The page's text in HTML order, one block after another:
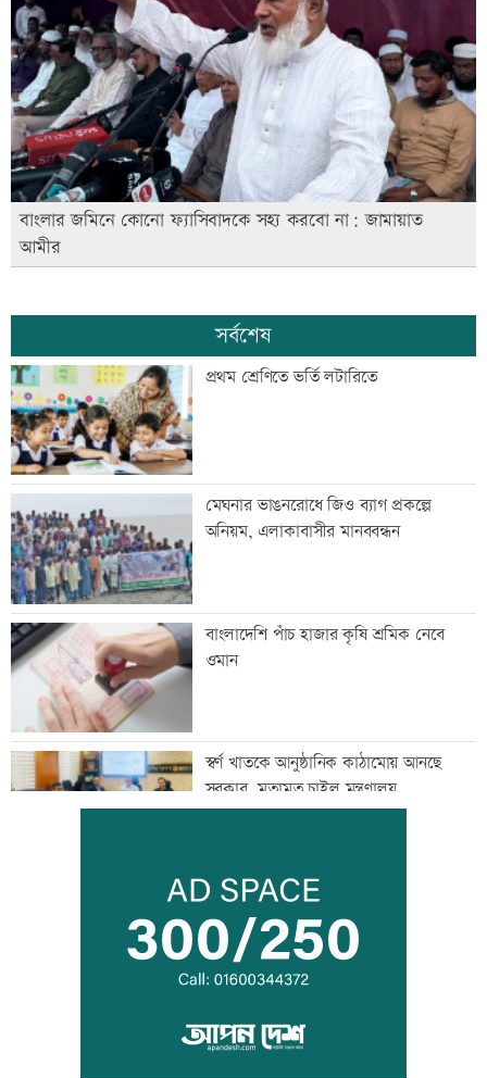
বাংলার জমিনে কোনো ফ্যাসিবাদকে সহ্য করবো না: জামায়াত
আমীর
সর্বশেষ
প্রথম শ্রেণিতে ভর্তি লটারিতে
মেঘনার ভাঙনরোধে জিও ব্যাগ প্রকল্পে
অনিয়ম, এলাকাবাসীর মানববন্ধন
বাংলাদেশি পাঁচ হাজার কৃষি শ্রমিক নেবে
ওমান
স্বর্ণ খাতকে আনুষ্ঠানিক কাঠামোয় আনছে
সরকার, মতামত চাইল মন্ত্রণালয়
গবেষণা-দক্ষতা উন্নয়নে বাংলাদেশ-অস্ট্রেলিয়ার
নতুন উদ্যোগ
বিমানবন্দরে বাড়ছে নিরাপত্তা, বসছে অ্যান্টি-
ড্রোন সিস্টেম